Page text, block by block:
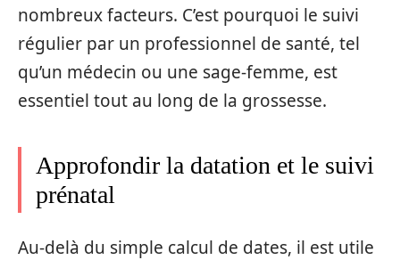
nombreux facteurs. C’est pourquoi le suivi
régulier par un professionnel de santé, tel
qu’un médecin ou une sage-femme, est
essentiel tout au long de la grossesse.
Approfondir la datation et le suivi
prénatal
Au-delà du simple calcul de dates, il est utile